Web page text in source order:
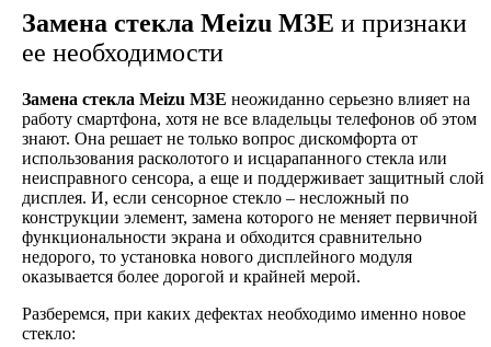
Замена стекла Meizu M3E и признаки
ее необходимости
Замена стекла Meizu M3E неожиданно серьезно влияет на
работу смартфона, хотя не все владельцы телефонов об этом
знают. Она решает не только вопрос дискомфорта от
использования расколотого и исцарапанного стекла или
неисправного сенсора, а еще и поддерживает защитный слой
дисплея. И, если сенсорное стекло – несложный по
конструкции элемент, замена которого не меняет первичной
функциональности экрана и обходится сравнительно
недорого, то установка нового дисплейного модуля
оказывается более дорогой и крайней мерой.
Разберемся, при каких дефектах необходимо именно новое
стекло: